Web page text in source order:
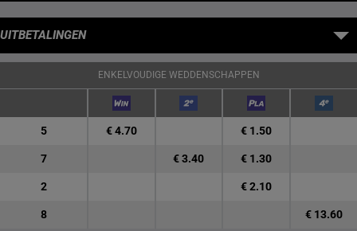
UITBETALINGEN
ENKELVOUDIGE WEDDENSCHAPPEN
5 € 4.70 € 1.50
7 € 3.40 € 1.30
2 € 2.10
8 € 13.60